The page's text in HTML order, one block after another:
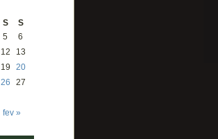
S S
fev »
5
6
12
13
19
20
26
27